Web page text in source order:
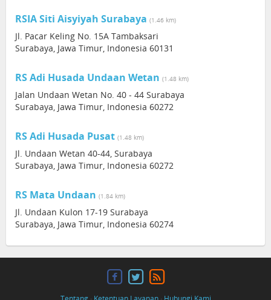
RSIA Siti Aisyiyah Surabaya (1.46 km)
Jl. Pacar Keling No. 15A Tambaksari
Surabaya, Jawa Timur, Indonesia 60131
RS Adi Husada Undaan Wetan (1.48 km)
Jalan Undaan Wetan No. 40 - 44 Surabaya
Surabaya, Jawa Timur, Indonesia 60272
RS Adi Husada Pusat (1.48 km)
Jl. Undaan Wetan 40-44, Surabaya
Surabaya, Jawa Timur, Indonesia 60272
RS Mata Undaan (1.84 km)
Jl. Undaan Kulon 17-19 Surabaya
Surabaya, Jawa Timur, Indonesia 60274